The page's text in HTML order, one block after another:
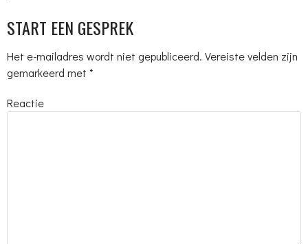
START EEN GESPREK
Het e-mailadres wordt niet gepubliceerd. Vereiste velden zijn
gemarkeerd met *
Reactie